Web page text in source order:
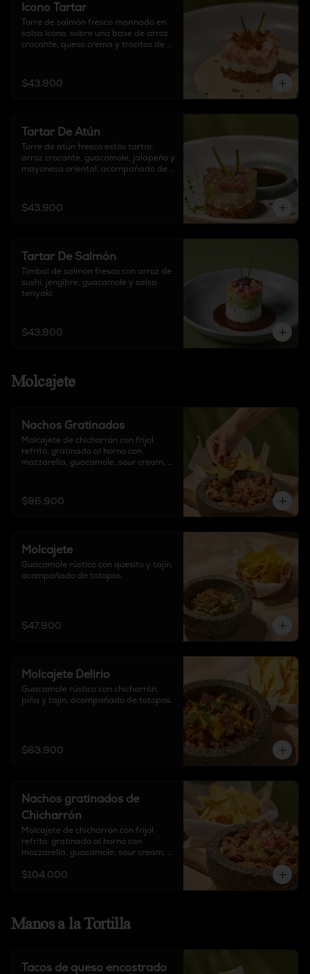
Icono Tartar
Torre de salmón fresco marinado en
salsa icono, sobre una base de arroz
crocante, queso crema y trocitos de
$43.900
Tartar De Atún
Torre de atún fresco estilo tartar,
arroz crocante, guacamole, jalapeño y
mayonesa oriental, acompañado de
$43.900
Tartar De Salmón
Timbal de salmón fresco con arroz de
sushi, jengibre, guacamole y salsa
teriyaki.
$43.900
Molcajete
Nachos Gratinados
Molcajete de chicharrón con frijol
refrito, gratinado al horno con
mozzarella, guacamole, sour cream,
Elige tu proteína: Carne de Birria /
$96.900
Molcajete
Guacamole rústico con quesito y tajín,
acompañado de totopos.
$47.900
Molcajete Delirio
Guacamole rústico con chicharrón,
piña y tajín, acompañado de totopos.
$63.900
Nachos gratinados de
Chicharrón
Molcajete de chicharrón con frijol
refrito, gratinado al horno con
mozzarella, guacamole, sour cream,
de totopos.
$104.000
Manos a la Tortilla
Tacos de queso encostrado